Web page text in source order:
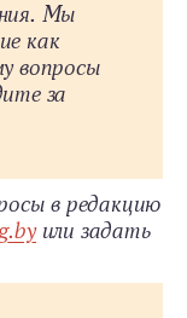
Мы
как
вопросы
за
в редакцию
или задать